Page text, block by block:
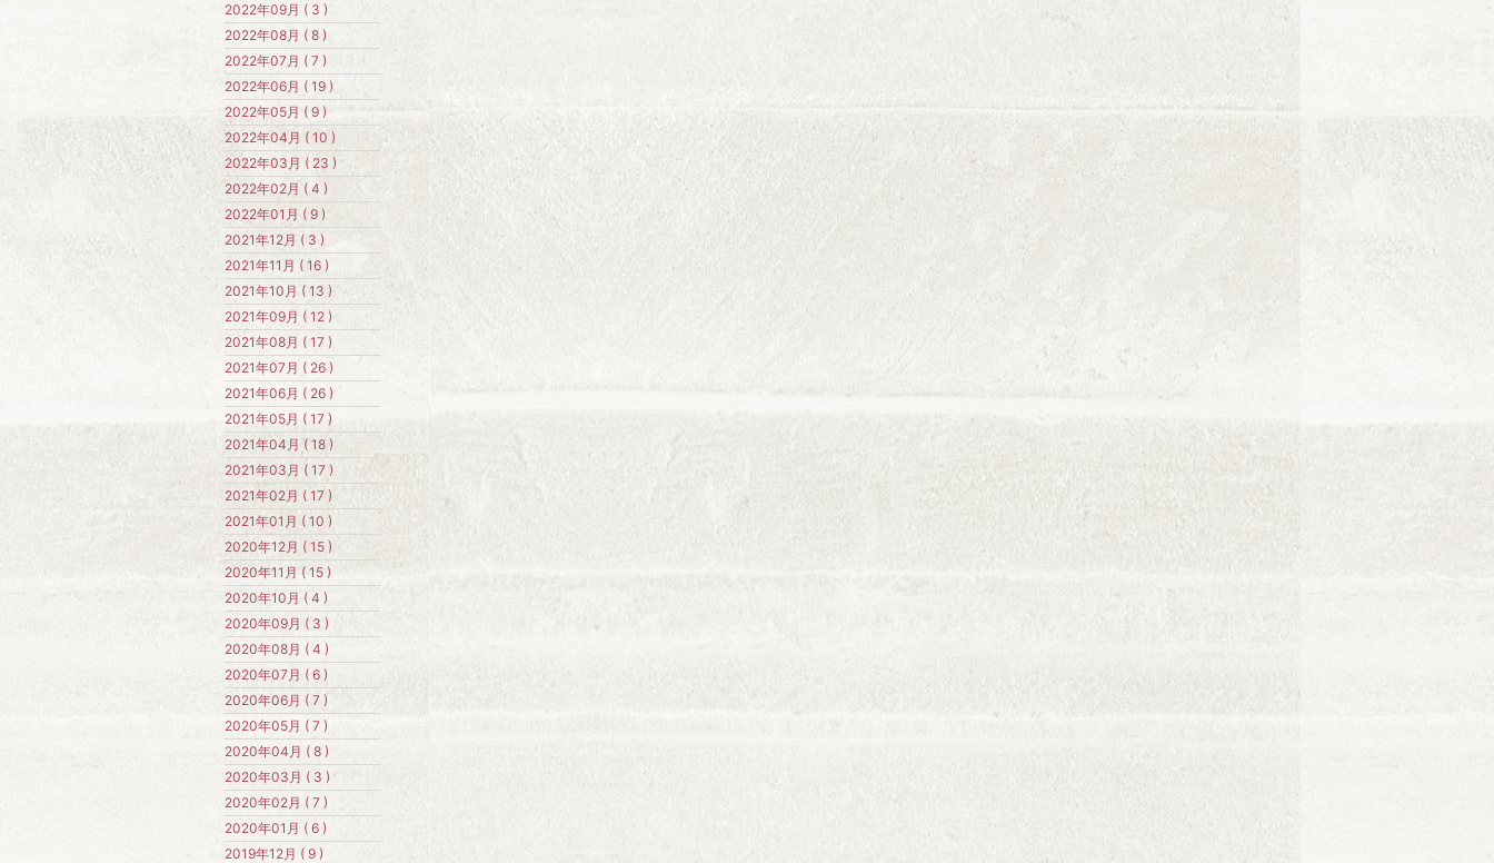
2022年09月 ( 3 )
2022年08月 ( 8 )
2022年07月 ( 7 )
2022年06月 ( 19 )
2022年05月 ( 9 )
2022年04月 ( 10 )
2022年03月 ( 23 )
2022年02月 ( 4 )
2022年01月 ( 9 )
2021年12月 ( 3 )
2021年11月 ( 16 )
2021年10月 ( 13 )
2021年09月 ( 12 )
2021年08月 ( 17 )
2021年07月 ( 26 )
2021年06月 ( 26 )
2021年05月 ( 17 )
2021年04月 ( 18 )
2021年03月 ( 17 )
2021年02月 ( 17 )
2021年01月 ( 10 )
2020年12月 ( 15 )
2020年11月 ( 15 )
2020年10月 ( 4 )
2020年09月 ( 3 )
2020年08月 ( 4 )
2020年07月 ( 6 )
2020年06月 ( 7 )
2020年05月 ( 7 )
2020年04月 ( 8 )
2020年03月 ( 3 )
2020年02月 ( 7 )
2020年01月 ( 6 )
2019年12月 ( 9 )